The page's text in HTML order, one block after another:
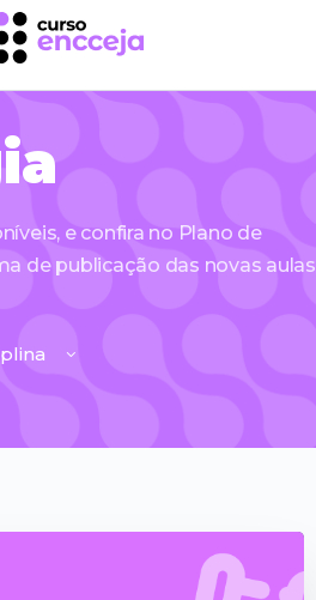
e confira no Plano de
de publicação das novas aulas